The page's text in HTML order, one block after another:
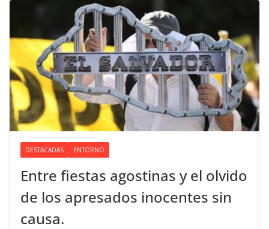
DESTACADAS ENTORNO
Entre fiestas agostinas y el olvido
de los apresados inocentes sin
causa.